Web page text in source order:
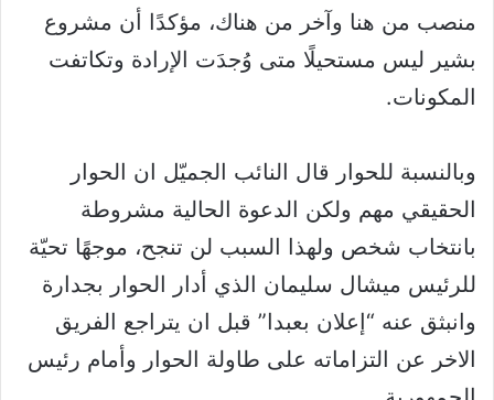
منصب من هنا وآخر من هناك، مؤكدًا أن مشروع
بشير ليس مستحيلًا متى وُجدَت الإرادة وتكاتفت
المكونات.
وبالنسبة للحوار قال النائب الجميّل ان الحوار
الحقيقي مهم ولكن الدعوة الحالية مشروطة
بانتخاب شخص ولهذا السبب لن تنجح، موجهًا تحيّة
للرئيس ميشال سليمان الذي أدار الحوار بجدارة
وانبثق عنه “إعلان بعبدا” قبل ان يتراجع الفريق
الاخر عن التزاماته على طاولة الحوار وأمام رئيس